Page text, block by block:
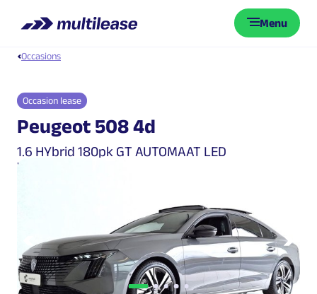
Menu
Occasions
Peugeot 508 4d
1.6 HYbrid 180pk GT AUTOMAAT LED
WINTERPACK PANO
Occasion lease
Vorige